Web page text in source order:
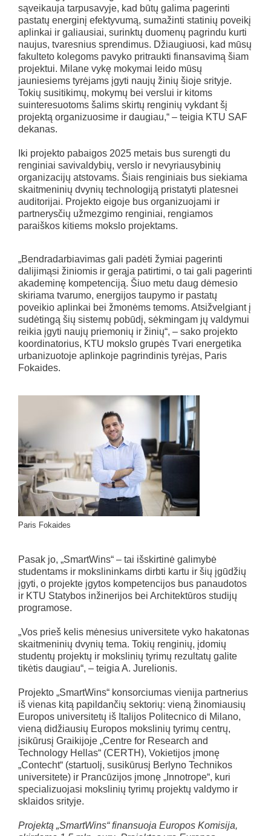
sąveikauja tarpusavyje, kad būtų galima pagerinti
pastatų energinį efektyvumą, sumažinti statinių poveikį
aplinkai ir galiausiai, surinktų duomenų pagrindu kurti
naujus, tvaresnius sprendimus. Džiaugiuosi, kad mūsų
fakulteto kolegoms pavyko pritraukti finansavimą šiam
projektui. Milane vykę mokymai leido mūsų
jauniesiems tyrėjams įgyti naujų žinių šioje srityje.
Tokių susitikimų, mokymų bei verslui ir kitoms
suinteresuotoms šalims skirtų renginių vykdant šį
projektą organizuosime ir daugiau,“ – teigia KTU SAF
dekanas.
Iki projekto pabaigos 2025 metais bus surengti du
renginiai savivaldybių, verslo ir nevyriausybinių
organizacijų atstovams. Šiais renginiais bus siekiama
skaitmeninių dvynių technologiją pristatyti platesnei
auditorijai. Projekto eigoje bus organizuojami ir
partnerysčių užmezgimo renginiai, rengiamos
paraiškos kitiems mokslo projektams.
„Bendradarbiavimas gali padėti žymiai pagerinti
dalijimąsi žiniomis ir gerąja patirtimi, o tai gali pagerinti
akademinę kompetenciją. Šiuo metu daug dėmesio
skiriama tvarumo, energijos taupymo ir pastatų
poveikio aplinkai bei žmonėms temoms. Atsižvelgiant į
sudėtingą šių sistemų pobūdį, sėkmingam jų valdymui
reikia įgyti naujų priemonių ir žinių“, – sako projekto
koordinatorius, KTU mokslo grupės Tvari energetika
urbanizuotoje aplinkoje pagrindinis tyrėjas, Paris
Fokaides.
Paris Fokaides
Pasak jo, „SmartWins“ – tai išskirtinė galimybė
studentams ir mokslininkams dirbti kartu ir šių įgūdžių
įgyti, o projekte įgytos kompetencijos bus panaudotos
ir KTU Statybos inžinerijos bei Architektūros studijų
programose.
„Vos prieš kelis mėnesius universitete vyko hakatonas
skaitmeninių dvynių tema. Tokių renginių, įdomių
studentų projektų ir mokslinių tyrimų rezultatų galite
tikėtis daugiau“, – teigia A. Jurelionis.
Projekto „SmartWins“ konsorciumas vienija partnerius
iš vienas kitą papildančių sektorių: vieną žinomiausių
Europos universitetų iš Italijos Politecnico di Milano,
vieną didžiausių Europos mokslinių tyrimų centrų,
įsikūrusį Graikijoje „Centre for Research and
Technology Hellas“ (CERTH), Vokietijos įmonę
„Contecht“ (startuolį, susikūrusį Berlyno Technikos
universitete) ir Prancūzijos įmonę „Innotrope“, kuri
specializuojasi mokslinių tyrimų projektų valdymo ir
sklaidos srityje.
Projektą „SmartWins“ finansuoja Europos Komisija,